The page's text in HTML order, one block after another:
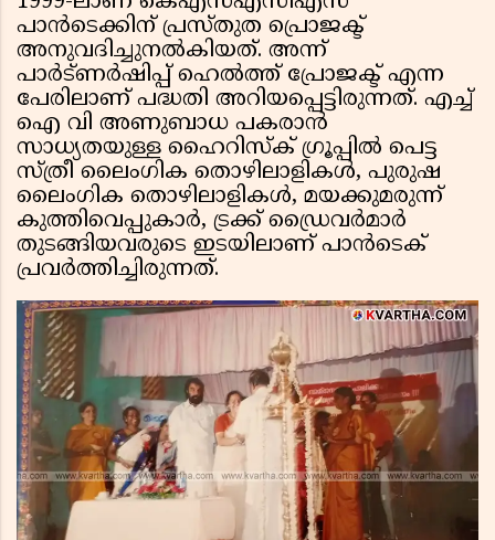
പാൻടെക്കിന് പ്രസ്തുത പ്രൊജക്ട്
അനുവദിച്ചുനൽകിയത്. അന്ന്
പാർട്ണർഷിപ്പ് ഹെൽത്ത് പ്രോജക്ട് എന്ന
പേരിലാണ് പദ്ധതി അറിയപ്പെട്ടിരുന്നത്. എച്ച്
ഐ വി അണുബാധ പകരാൻ
സാധ്യതയുള്ള ഹൈറിസ്ക് ഗ്രൂപ്പിൽ പെട്ട
സ്ത്രീ ലൈംഗിക തൊഴിലാളികൾ, പുരുഷ
ലൈംഗിക തൊഴിലാളികൾ, മയക്കുമരുന്ന്
കുത്തിവെപ്പുകാർ, ട്രക്ക് ഡ്രൈവർമാർ
തുടങ്ങിയവരുടെ ഇടയിലാണ് പാൻടെക്
പ്രവർത്തിച്ചിരുന്നത്.